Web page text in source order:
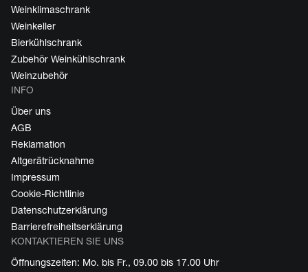
Weinklimaschrank
Weinkeller
Bierkühlschrank
Zubehör Weinkühlschrank
Weinzubehör
INFO
Über uns
AGB
Reklamation
Altgerätrücknahme
Impressum
Cookie-Richtlinie
Datenschutzerklärung
Barrierefreiheitserklärung
KONTAKTIEREN SIE UNS
Öffnungszeiten: Mo. bis Fr., 09.00 bis 17.00 Uhr